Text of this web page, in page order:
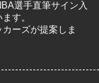
選手直筆サイン入
す。
ーズが提案しま